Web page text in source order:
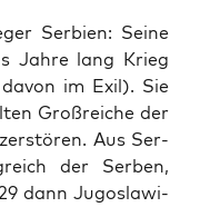
Ser­bi­en: Sei­ne
Jah­re lang Krieg
im Exil). Sie
Groß­rei­che der
Aus Ser­
der Ser­ben,
dann Jugo­sla­wi­